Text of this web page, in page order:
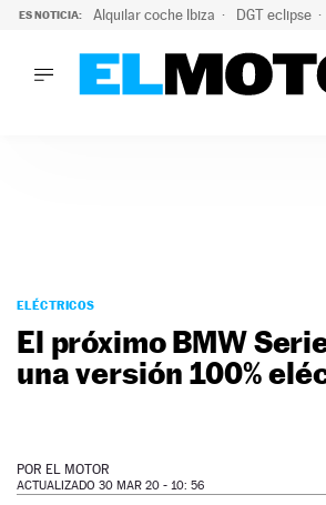
ES NOTICIA: Alquilar coche Ibiza DGT eclipse
PODCAST
MOTOS
TECNOLOGÍA
SERVICIOS
ELÉCTRICOS
El próximo BMW
una versión 100%
POR EL MOTOR
ACTUALIZADO 30 MAR 20 - 10: 56